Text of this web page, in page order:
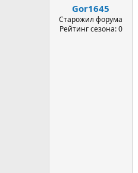
Gor1645
Старожил форума
Рейтинг сезона: 0